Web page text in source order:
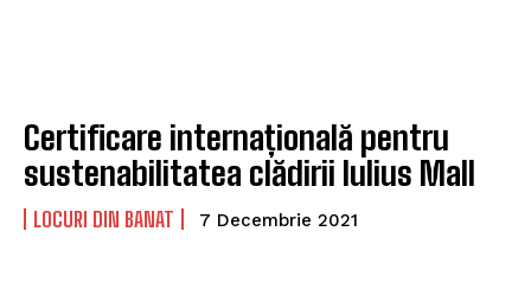
Certificare internațională pentru
sustenabilitatea clădirii Iulius Mall
LOCURI DIN BANAT 7 Decembrie 2021